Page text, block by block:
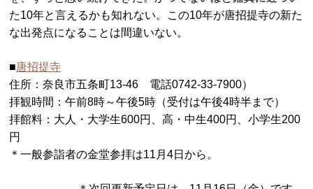
た10年と言えるかも知れない。この10年が唐招提寺の新た
な出発点になることは間違いない。
■唐招提寺
住所：奈良市五条町13-46 電話0742-33-7900）
拝観時間：午前8時～午後5時（受付は午後4時半まで）
拝館料：大人・大学生600円、高・中生400円、小学生200
円
＊一般参詣者の金堂参拝は11月4日から。